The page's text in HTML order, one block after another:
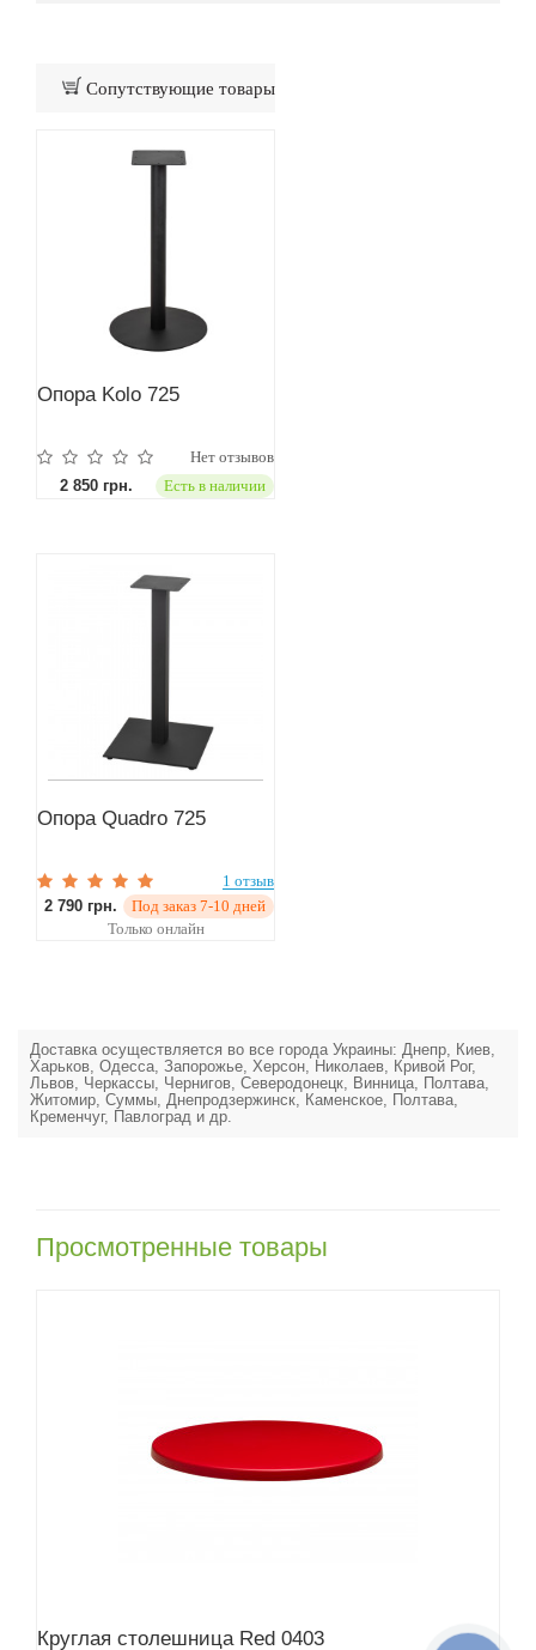
Сопутствующие товары
Опора Kolo 725
Нет отзывов
2 850 грн.
Есть в наличии
Опора Quadro 725
1 отзыв
2 790 грн.
Под заказ 7-10 дней
Только онлайн
Доставка осуществляется во все города Украины: Днепр, Киев,
Харьков, Одесса, Запорожье, Херсон, Николаев, Кривой Рог,
Львов, Черкассы, Чернигов, Северодонецк, Винница, Полтава,
Житомир, Суммы, Днепродзержинск, Каменское, Полтава,
Кременчуг, Павлоград и др.
Просмотренные товары
Круглая столешница Red 0403